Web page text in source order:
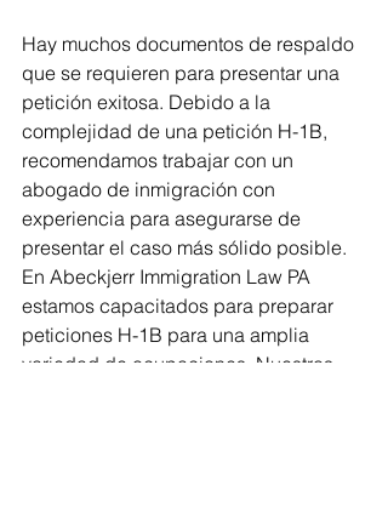
Hay muchos documentos de respaldo
que se requieren para presentar una
petición exitosa. Debido a la
complejidad de una petición H-1B,
recomendamos trabajar con un
abogado de inmigración con
experiencia para asegurarse de
presentar el caso más sólido posible.
En Abeckjerr Immigration Law PA
estamos capacitados para preparar
peticiones H-1B para una amplia
variedad de ocupaciones. Nuestros